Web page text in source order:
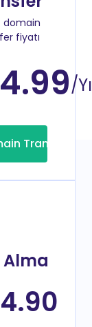
domain
fiyatı
/
Transfer
Alma